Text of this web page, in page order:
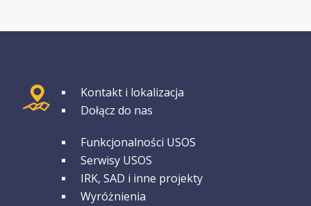
GRUPA 1Kontakt i lokalizacja
Dołącz do nas
GRUPA 2Funkcjonalności USOS
Serwisy USOS
IRK, SAD i inne projekty
Wyróżnienia